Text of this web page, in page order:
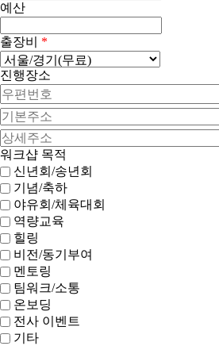
예산
출장비 *
진행장소
워크샵 목적
신년회/송년회
기념/축하
야유회/체육대회
역량교육
힐링
비전/동기부여
멘토링
팀워크/소통
온보딩
전사 이벤트
기타